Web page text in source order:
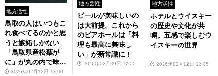
地方活性
鳥取の人はいつもこ
れ食べてるのかと思
うと嫉妬しかない
「鳥取県産松葉が
に」が丸の内で味わ
えるレストランフェ
2026年02月12日 12:00
地方活性
ビールが美味しいの
は大前提。これから
のビアホールは「料
理も最高に美味し
い」が新常識に！
2026年02月09日 12:00
地方活性
ホテルとウイスキー
の歴史や文化が共
鳴。五感で楽しむウ
イスキーの世界
2026年02月12日 12:05